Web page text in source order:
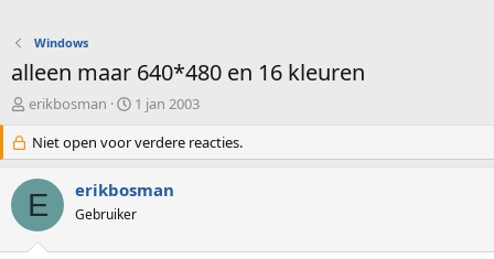
Windows
alleen maar 640*480 en 16 kleuren
O
d
e
r
w
e
erikbosman
S
a
r
d
a
1 jan 2003
Niet open voor verdere reacties.
E erikbosman
Gebruiker